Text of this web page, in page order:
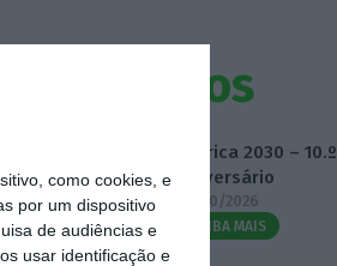
como cookies, e
por um dispositivo
de audiências e
usar identificação e
Eventos
Fábrica 2030 – 10.º
Aniversário
14/10/2026
SAIBA MAIS